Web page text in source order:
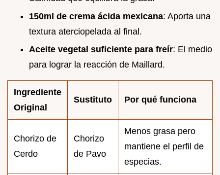
150ml de crema ácida mexicana: Aporta una
textura aterciopelada al final.
Aceite vegetal suficiente para freír: El medio
para lograr la reacción de Maillard.
Ingrediente
Original
Sustituto Por qué funciona
Chorizo de
Cerdo
Chorizo
de Pavo
Menos grasa pero
mantiene el perfil de
especias.